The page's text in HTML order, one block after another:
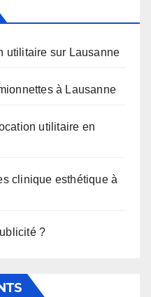
utilitaire sur Lausanne
à Lausanne
utilitaire en
clinique esthétique à
?